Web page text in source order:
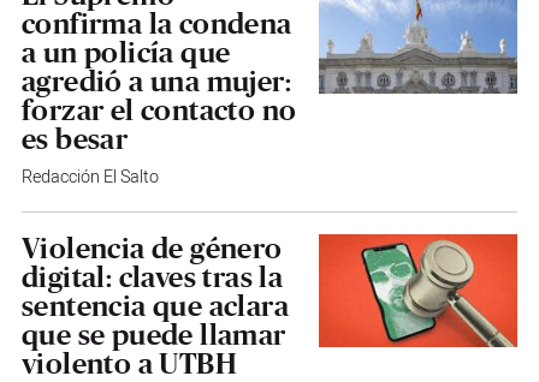
confirma la condena
a un policía que
agredió a una mujer:
forzar el contacto no
es besar
Redacción El Salto
Violencia de género
digital: claves tras la
sentencia que aclara
que se puede llamar
violento a UTBH